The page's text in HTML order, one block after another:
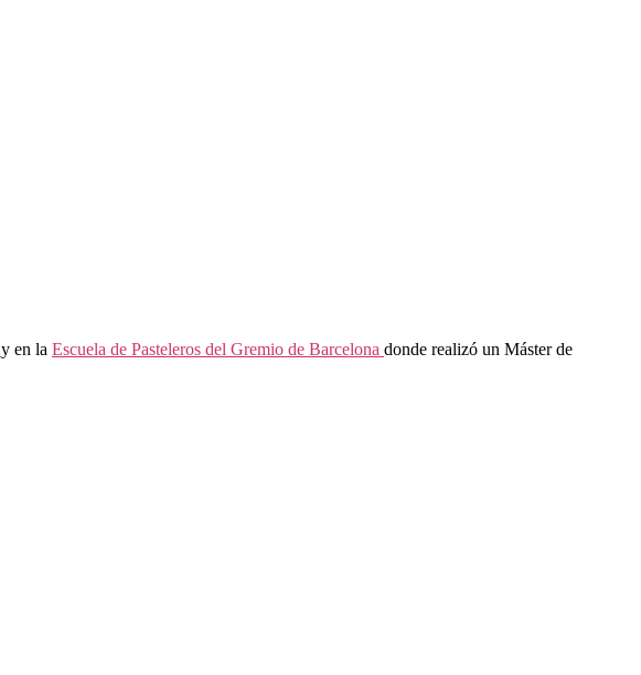
y en la Escuela de Pasteleros del Gremio de Barcelona donde realizó un Máster de